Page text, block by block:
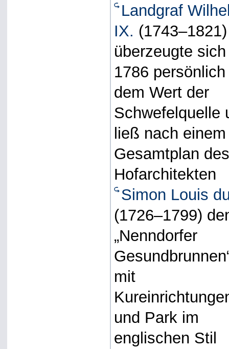
Landgraf
IX. (1743–1821)
überzeugte sich
1786
dem Wert der
Schwefelquelle
ließ nach einem
Gesamtplan
Hofarchitekten
Simon Louis
(1726–1799)
„Nenndorfer
mit
und Park im
englischen Stil